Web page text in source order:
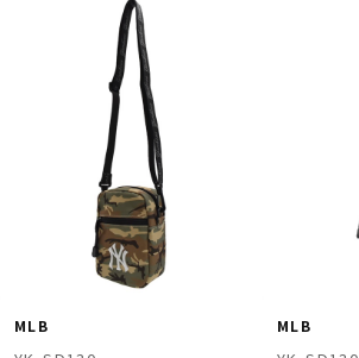
MLB MLB